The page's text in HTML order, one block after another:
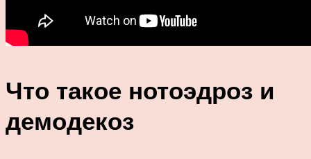
Что такое нотоэдроз и
демодекоз